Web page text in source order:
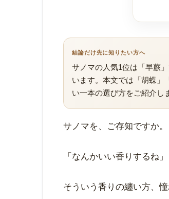
結論だけ先に知りたい方へ
サノマの人気1位は「早蕨
います。本文では「胡蝶」
い一本の選び方をご紹介し
サノマを、ご存知ですか。
「なんかいい香りするね
そういう香りの纏い方、憧